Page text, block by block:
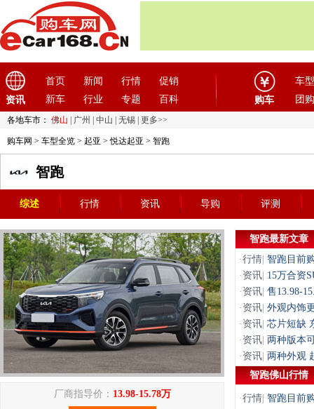
资讯
首页 新闻 行情
促销
新车
行业 专题 百科 购车
车型
团购
各地车市： 佛山 广州 中山 无锡 更多>>
购车网 > 车型全览 > 起亚 >悦达起亚 > 智跑
智跑
综述 行情 资讯 导购 评测
厂商指导价： 13.98-15.78万
智跑最新文章
·行情 智跑目前
· 资讯 15万合资
· 资讯 售13.98-
· 资讯 外观内饰
· 资讯 芯片短缺
· 资讯 两种版本
· 资讯 两种外观
智跑佛山行情
·行情 智跑目前